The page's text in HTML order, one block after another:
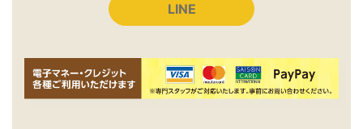
LINE